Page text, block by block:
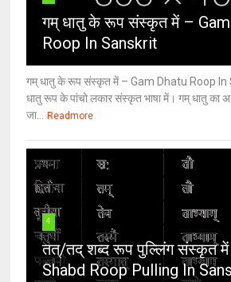
गम् धातु के रूप संस्कृत में –
Roop In Sanskrit
गम् धातु के रूप संस्कृत में – Gam Dhatu Roop In
धातु रूप के पांचो लकार संस्कृत भाषा में। गम् धातु का
जा... Readmore
4
तत्/तद् शब्द रूप पुल्लिंग संस्कृत
Shabd Roop Pulling In